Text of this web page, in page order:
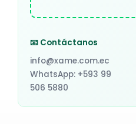
📧 Contáctanos
info@xame.com.ec
WhatsApp: +593 99
506 5880